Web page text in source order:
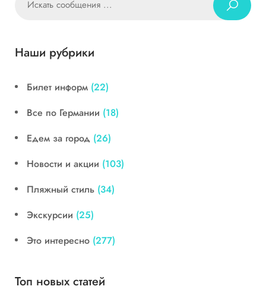
Наши рубрики
Билет информ (22)
Все по Германии (18)
Едем за город (26)
Новости и акции (103)
Пляжный стиль (34)
Экскурсии (25)
Это интересно (277)
Топ новых статей